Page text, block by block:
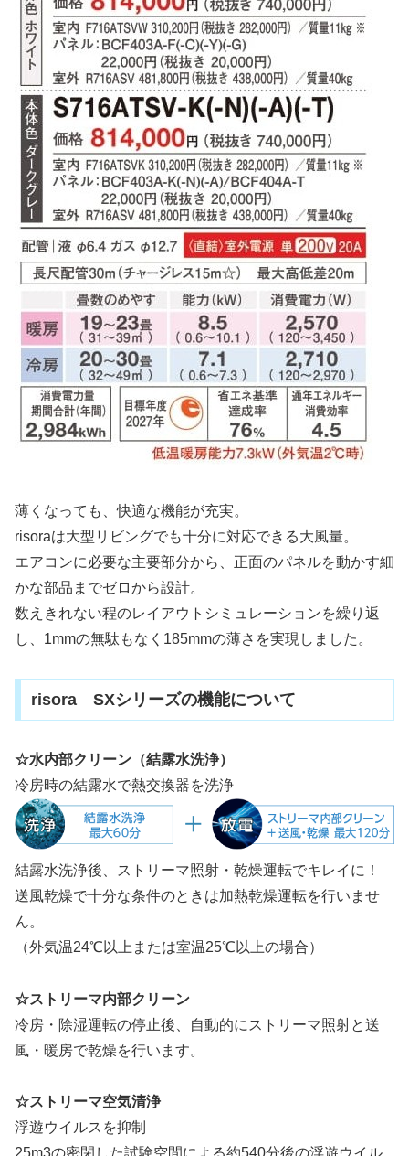
薄くなっても、快適な機能が充実。
risoraは大型リビングでも十分に対応できる大風量。
エアコンに必要な主要部分から、正面のパネルを動かす細
かな部品までゼロから設計。
数えきれない程のレイアウトシミュレーションを繰り返
し、1mmの無駄もなく185mmの薄さを実現しました。
risora SXシリーズの機能について
☆水内部クリーン（結露水洗浄）
冷房時の結露水で熱交換器を洗浄
結露水洗浄後、ストリーマ照射・乾燥運転でキレイに！
送風乾燥で十分な条件のときは加熱乾燥運転を行いませ
ん。
（外気温24℃以上または室温25℃以上の場合）
☆ストリーマ内部クリーン
冷房・除湿運転の停止後、自動的にストリーマ照射と送
風・暖房で乾燥を行います。
☆ストリーマ空気清浄
浮遊ウイルスを抑制